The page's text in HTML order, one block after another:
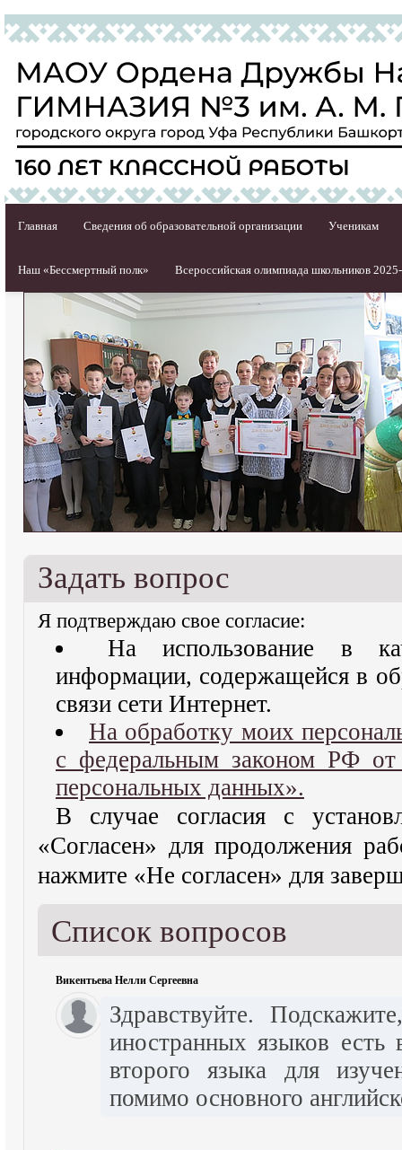
Главная Сведения об образовательной организации Ученикам
Наш «Бессмертный полк» Всероссийская олимпиада школьников
Задать вопрос
Я подтверждаю свое согласие:
На использование в
информации, содержащейся в
связи сети Интернет.
На обработку моих
с федеральным законом РФ
персональных данных».
В случае согласия с
«Согласен» для продолжения
нажмите «Не согласен» для
Список вопросов
Викентьева Нелли Сергеевна
Здравствуйте.
иностранных языков
второго языка для
помимо основного